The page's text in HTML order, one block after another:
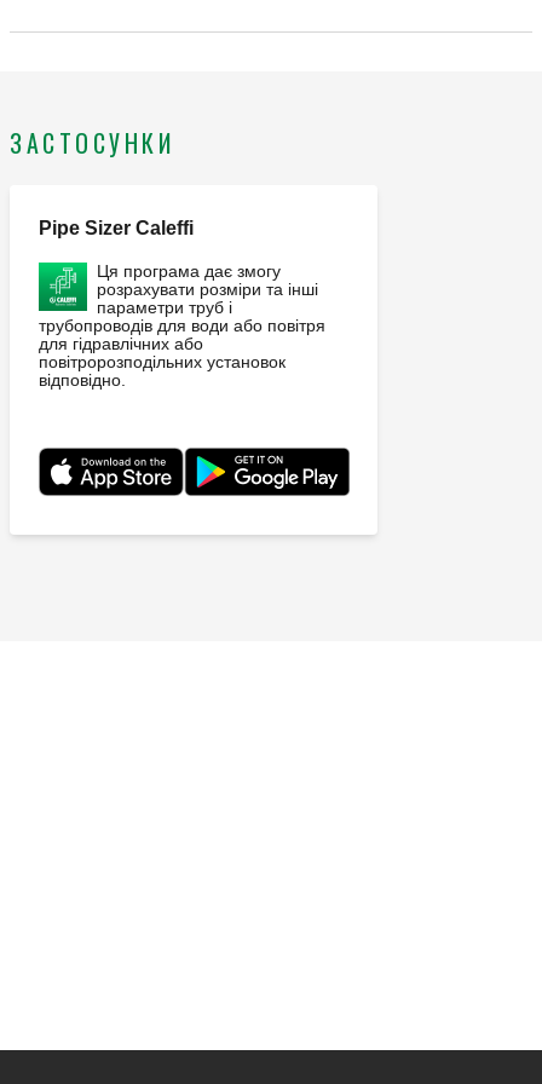
ЗАСТОСУНКИ
Pipe Sizer Caleffi
Ця програма дає змогу
розрахувати розміри та інші
параметри труб і
трубопроводів для води або повітря
для гідравлічних або
повітророзподільних установок
відповідно.